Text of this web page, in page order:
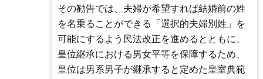
その勧告では、夫婦が希望すれば結婚前の姓
を名乗ることができる「選択的夫婦別姓」を
可能にするよう民法改正を進めるとともに、
皇位継承における男女平等を保障するため、
皇位は男系男子が継承すると定めた皇室典範